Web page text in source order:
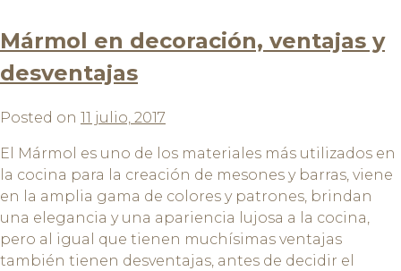
Mármol en decoración, ventajas y
desventajas
Posted on 11 julio, 2017
El Mármol es uno de los materiales más utilizados en
la cocina para la creación de mesones y barras, viene
en la amplia gama de colores y patrones, brindan
una elegancia y una apariencia lujosa a la cocina,
pero al igual que tienen muchísimas ventajas
también tienen desventajas, antes de decidir el